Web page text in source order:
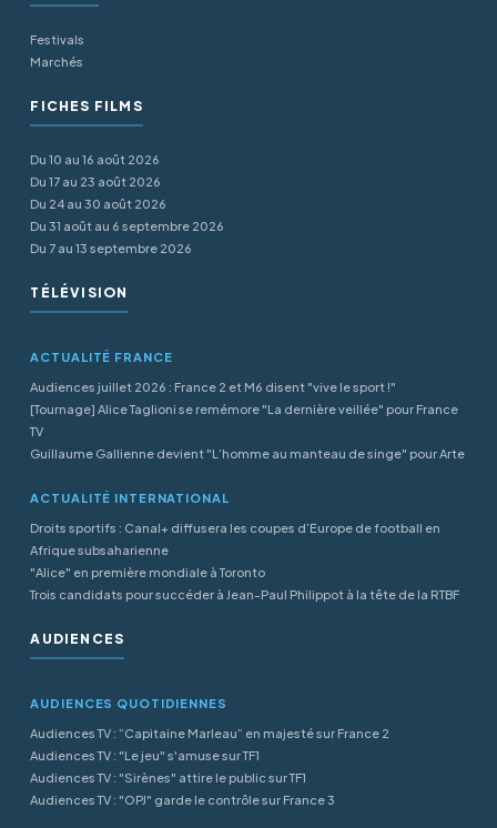
Festivals
Marchés
FICHES FILMS
Du 10 au 16 août 2026
Du 17 au 23 août 2026
Du 24 au 30 août 2026
Du 31 août au 6 septembre 2026
Du 7 au 13 septembre 2026
TÉLÉVISION
ACTUALITÉ FRANCE
Audiences juillet 2026 : France 2 et M6 disent "vive le sport !"
[Tournage] Alice Taglioni se remémore "La dernière veillée" pour France
TV
Guillaume Gallienne devient "L’homme au manteau de singe" pour Arte
ACTUALITÉ INTERNATIONAL
Droits sportifs : Canal+ diffusera les coupes d’Europe de football en
Afrique subsaharienne
"Alice" en première mondiale à Toronto
Trois candidats pour succéder à Jean-Paul Philippot à la tête de la RTBF
AUDIENCES
AUDIENCES QUOTIDIENNES
Audiences TV : “Capitaine Marleau” en majesté sur France 2
Audiences TV : "Le jeu" s'amuse sur TF1
Audiences TV : "Sirènes" attire le public sur TF1
Audiences TV : "OPJ" garde le contrôle sur France 3